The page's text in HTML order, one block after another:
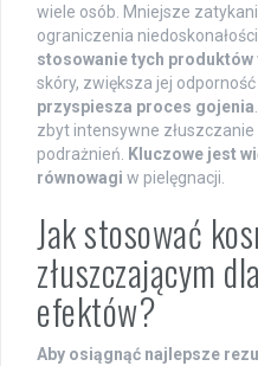
wiele osób. Mniejsze
ograniczenia
stosowanie tych produktów
skóry, zwiększa jej
przyspiesza proces gojenia
zbyt intensywne
podrażnień. Kluczowe jest
równowagi w pielęgnacji.
Jak stosować
złuszczającym
efektów?
Aby osiągnąć najlepsze